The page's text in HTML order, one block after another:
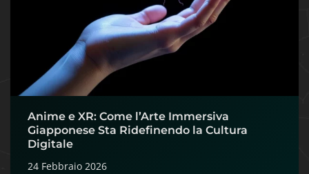
Anime e XR: Come l’Arte Immersiva
Giapponese Sta Ridefinendo la Cultura
Digitale
24 Febbraio 2026